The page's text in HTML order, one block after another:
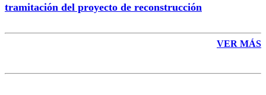
tramitación del proyecto de reconstrucción
VER MÁS